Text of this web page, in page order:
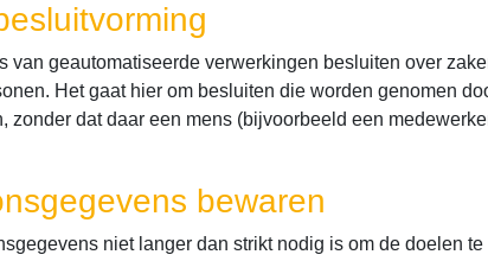
van geautomatiseerde verwerkingen besluiten over
Het gaat hier om besluiten die worden genomen
zonder dat daar een mens (bijvoorbeeld een
bewaren
niet langer dan strikt nodig is om de doelen